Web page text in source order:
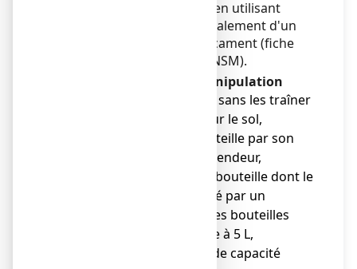
doit être déclaré à l'ANSM, en utilisant
notamment la fiche de signalement d'un
défaut qualité sur un médicament (fiche
disponible sur le site de l'ANSM).
I. Instructions pour la manipulation
● déplacer les bouteilles sans les traîner
ni les rouler couchées sur le sol,
● ne pas soulever la bouteille par son
robinet ou son manodétendeur,
● ne pas manipuler une bouteille dont le
robinet n'est pas protégé par un
chapeau, à l'exception des bouteilles
d'une capacité inférieure à 5 L,
● arrimer les bouteilles de capacité